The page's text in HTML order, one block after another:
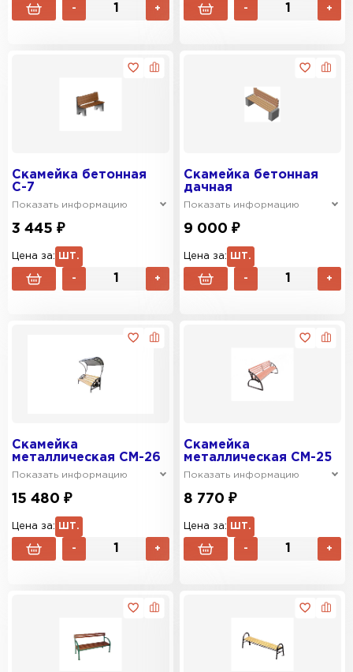
- + - +
Скамейка бетонная
С-7
Показать информацию
3 445 ₽
Цена за: ШТ.
- +
Скамейка бетонная
дачная
Показать информацию
9 000 ₽
Цена за: ШТ.
- +
Скамейка
металлическая СМ-26
Показать информацию
15 480 ₽
Цена за: ШТ.
- +
Скамейка
металлическая СМ-25
Показать информацию
8 770 ₽
Цена за: ШТ.
- +